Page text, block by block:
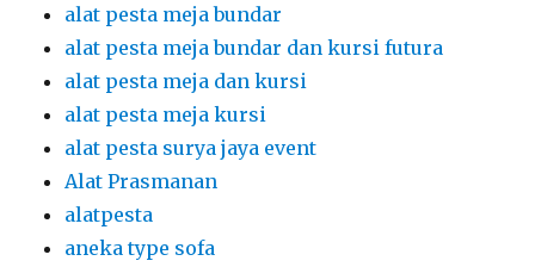
alat pesta meja bundar
alat pesta meja bundar dan kursi futura
alat pesta meja dan kursi
alat pesta meja kursi
alat pesta surya jaya event
Alat Prasmanan
alatpesta
aneka type sofa